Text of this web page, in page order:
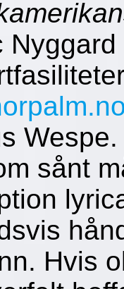
Wespe.
sånt
Hvis